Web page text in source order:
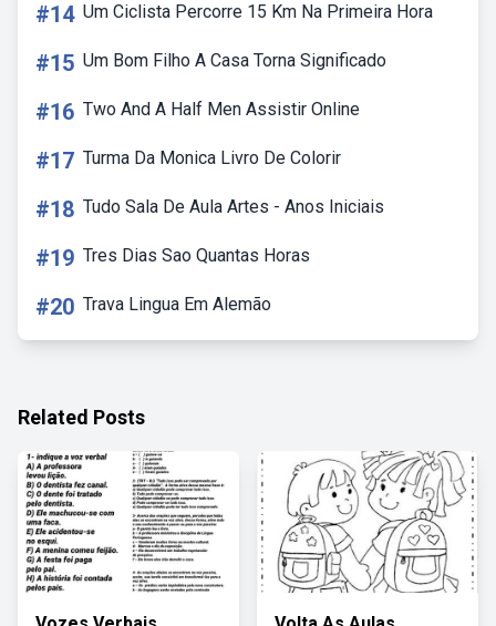
#14 Um Ciclista Percorre 15 Km Na Primeira Hora
#15 Um Bom Filho A Casa Torna Significado
#16 Two And A Half Men Assistir Online
#17 Turma Da Monica Livro De Colorir
#18 Tudo Sala De Aula Artes - Anos Iniciais
#19 Tres Dias Sao Quantas Horas
#20 Trava Lingua Em Alemão
Related Posts